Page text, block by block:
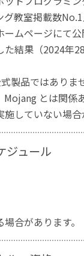
グ教室掲載数
ームページにて
結果（2024年
製品ではありま
Mojang とは関係
していない場合
ジュール
合があります。